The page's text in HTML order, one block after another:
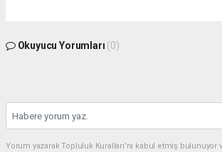
Okuyucu Yorumları (0)
Yorum yazarak Topluluk Kuralları’nı kabul etmiş